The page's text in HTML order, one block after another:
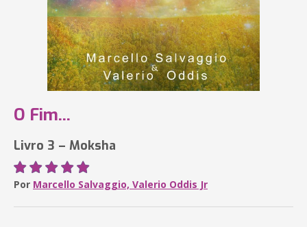
O Fim...
Livro 3 – Moksha
Por Marcello Salvaggio, Valerio Oddis Jr